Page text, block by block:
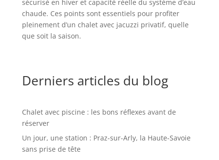
sécurisé en hiver et capacité réelle du système d’eau
chaude. Ces points sont essentiels pour profiter
pleinement d’un chalet avec jacuzzi privatif, quelle
que soit la saison.
Derniers articles du blog
Chalet avec piscine : les bons réflexes avant de
réserver
Un jour, une station : Praz-sur-Arly, la Haute-Savoie
sans prise de tête